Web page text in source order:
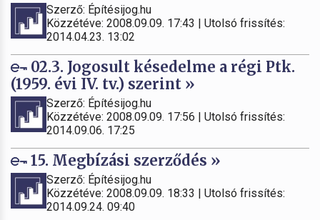
Szerző: Építésijog.hu
Közzétéve: 2008.09.09. 17:43 | Utolsó frissítés:
2014.04.23. 13:02
02.3. Jogosult késedelme a régi Ptk.
(1959. évi IV. tv.) szerint »
Szerző: Építésijog.hu
Közzétéve: 2008.09.09. 17:56 | Utolsó frissítés:
2014.09.06. 17:25
15. Megbízási szerződés »
Szerző: Építésijog.hu
Közzétéve: 2008.09.09. 18:33 | Utolsó frissítés:
2014.09.24. 09:40